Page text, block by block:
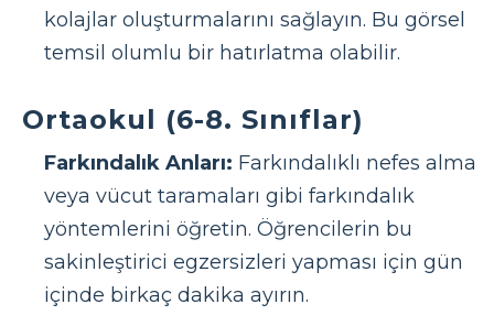
kolajlar oluşturmalarını sağlayın. Bu görsel
temsil olumlu bir hatırlatma olabilir.
Ortaokul (6-8. Sınıflar)
Farkındalık Anları: Farkındalıklı nefes alma
veya vücut taramaları gibi farkındalık
yöntemlerini öğretin. Öğrencilerin bu
sakinleştirici egzersizleri yapması için gün
içinde birkaç dakika ayırın.